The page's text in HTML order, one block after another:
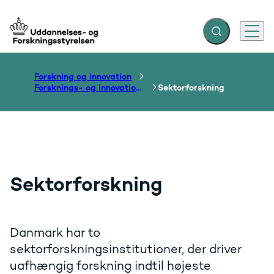
Gå til forsiden Fold søgefelt ud
Menu
Forskning og innovation
Forsknings- og innovationssystemet
Sektorforskning
Sektorforskning
Danmark har to
sektorforskningsinstitutioner, der driver
uafhængig forskning indtil højeste